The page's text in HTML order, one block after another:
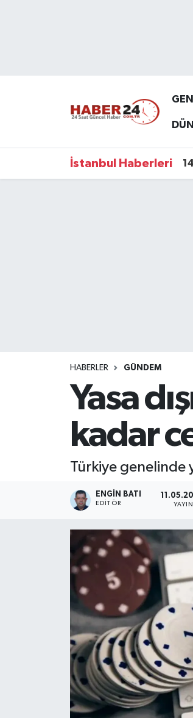
İstanbul Haberleri
HABERLER GÜNDEM
Yasa
kadar
Türkiye genelinde
ENGIN BATI
EDITÖR
Namaz Vakitleri
Süper Lig Puan Durumu ve Fikstür